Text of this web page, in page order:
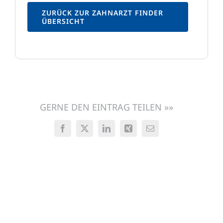
ZURÜCK ZUR ZAHNARZT FINDER
ÜBERSICHT
GERNE DEN EINTRAG TEILEN »»
Facebook
X LinkedInXing
E-